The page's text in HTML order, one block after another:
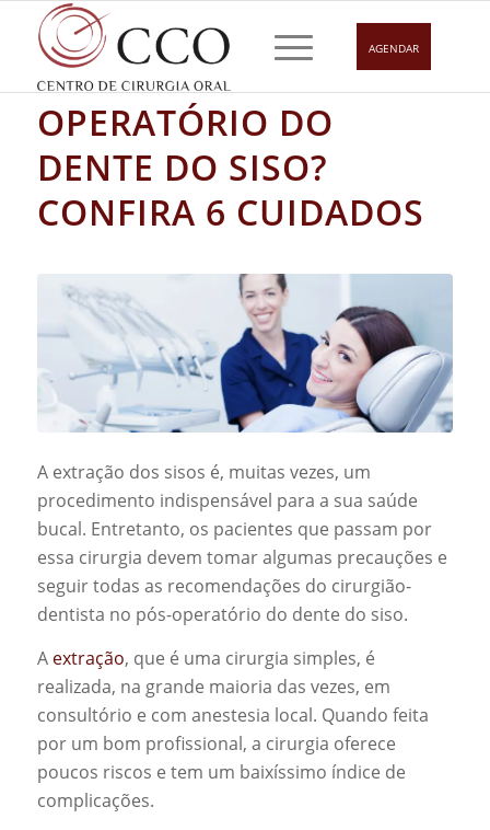
AGENDAR
COMO É O PÓS-
OPERATÓRIO DO
DENTE DO SISO?
CONFIRA 6 CUIDADOS
A extração dos sisos é, muitas vezes, um
procedimento indispensável para a sua saúde
bucal. Entretanto, os pacientes que passam por
essa cirurgia devem tomar algumas precauções e
seguir todas as recomendações do cirurgião-
dentista no pós-operatório do dente do siso.
A extração, que é uma cirurgia simples, é
realizada, na grande maioria das vezes, em
consultório e com anestesia local. Quando feita
por um bom profissional, a cirurgia oferece
poucos riscos e tem um baixíssimo índice de
complicações.